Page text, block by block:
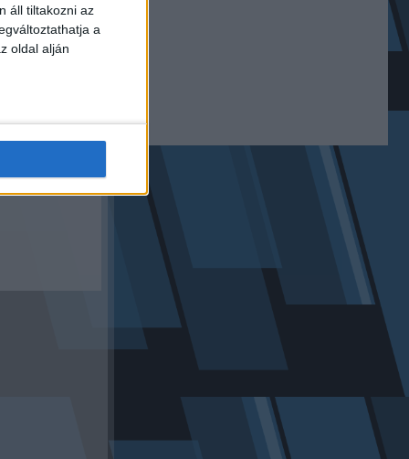
áll tiltakozni az
a
oldal alján